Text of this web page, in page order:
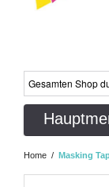
Home / Masking